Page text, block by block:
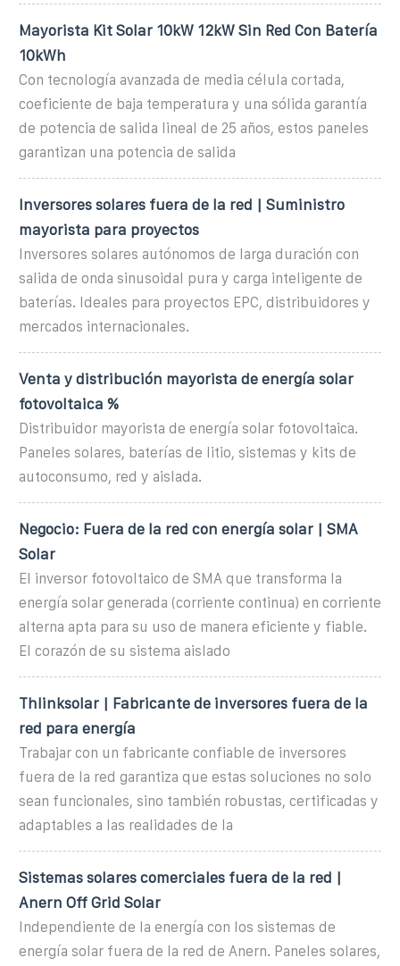
Mayorista Kit Solar 10kW 12kW Sin Red Con Batería
10kWh
Con tecnología avanzada de media célula cortada,
coeficiente de baja temperatura y una sólida garantía
de potencia de salida lineal de 25 años, estos paneles
garantizan una potencia de salida
Inversores solares fuera de la red | Suministro
mayorista para proyectos
Inversores solares autónomos de larga duración con
salida de onda sinusoidal pura y carga inteligente de
baterías. Ideales para proyectos EPC, distribuidores y
mercados internacionales.
Venta y distribución mayorista de energía solar
fotovoltaica %
Distribuidor mayorista de energía solar fotovoltaica.
Paneles solares, baterías de litio, sistemas y kits de
autoconsumo, red y aislada.
Negocio: Fuera de la red con energía solar | SMA
Solar
El inversor fotovoltaico de SMA que transforma la
energía solar generada (corriente continua) en corriente
alterna apta para su uso de manera eficiente y fiable.
El corazón de su sistema aislado
Thlinksolar | Fabricante de inversores fuera de la
red para energía
Trabajar con un fabricante confiable de inversores
fuera de la red garantiza que estas soluciones no solo
sean funcionales, sino también robustas, certificadas y
adaptables a las realidades de la
Sistemas solares comerciales fuera de la red |
Anern Off Grid Solar
Independiente de la energía con los sistemas de
energía solar fuera de la red de Anern. Paneles solares,